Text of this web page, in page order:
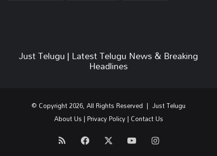
Just Telugu | Latest Telugu News & Breaking
Headlines
© Copyright 2026, All Rights Reserved | Just Telugu
About Us|Privacy Policy| Contact Us
RSS Facebook YouTubeInstagram